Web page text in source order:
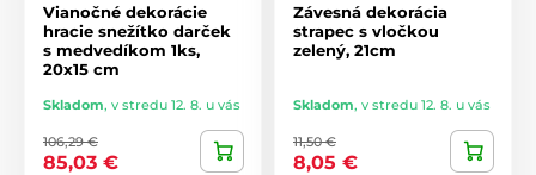
Vianočné dekorácie
hracie snežítko darček
s medvedíkom 1ks,
20x15 cm
Skladom, v stredu 12. 8. u vás
106,29 €
85,03 €
Závesná dekorácia
strapec s vločkou
zelený, 21cm
Skladom, v stredu 12. 8. u vás
11,50 €
8,05 €